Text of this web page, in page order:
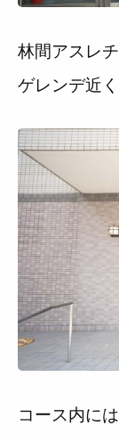
林間アスレ
ゲレンデ近
コース内に